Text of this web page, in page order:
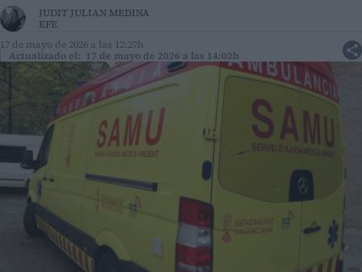
JUDIT JULIAN MEDINA
EFE
17 de mayo de 2026 a las 12:27h
Actualizado el: 17 de mayo de 2026 a las 14:02h